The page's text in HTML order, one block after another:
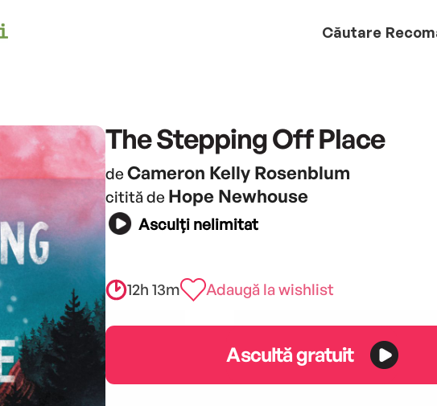
Căutare
The Stepping Off Place
de Cameron Kelly Rosenblum
citită de Hope Newhouse
Asculți nelimitat
12h 13m Adaugă la wishlist
Ascultă gratuit